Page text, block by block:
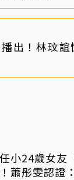
播出！林玟
小24歲女友
蕭彤雯認證